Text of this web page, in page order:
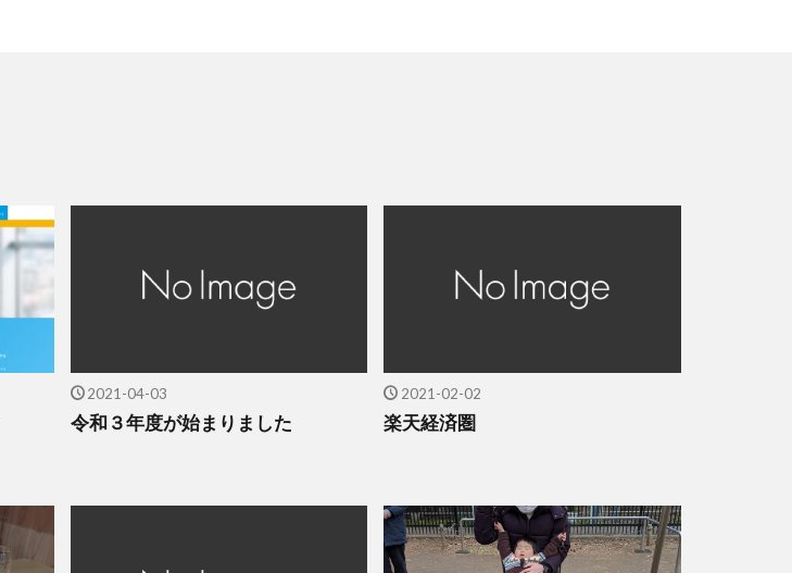
2021-04-03
令和３年度が始まりました
2021-02-02
楽天経済圏